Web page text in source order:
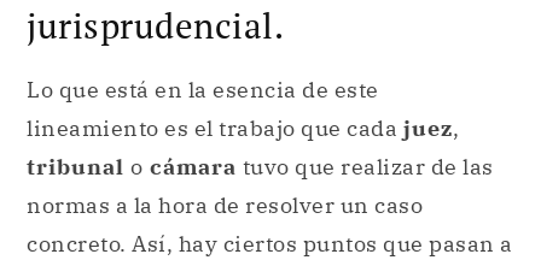
jurisprudencial.
Lo que está en la esencia de este
lineamiento es el trabajo que cada juez,
tribunal o cámara tuvo que realizar de las
normas a la hora de resolver un caso
concreto. Así, hay ciertos puntos que pasan a